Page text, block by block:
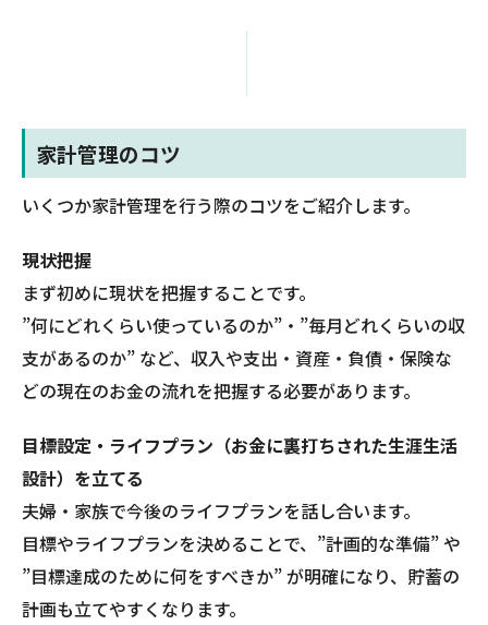
家計管理のコツ
いくつか家計管理を行う際のコツをご紹介します。
現状把握
まず初めに現状を把握することです。
”何にどれくらい使っているのか”・”毎月どれくらいの収
支があるのか” など、収入や支出・資産・負債・保険な
どの現在のお金の流れを把握する必要があります。
目標設定・ライフプラン（お金に裏打ちされた生涯生活
設計）を立てる
夫婦・家族で今後のライフプランを話し合います。
目標やライフプランを決めることで、”計画的な準備” や
”目標達成のために何をすべきか” が明確になり、貯蓄の
計画も立てやすくなります。